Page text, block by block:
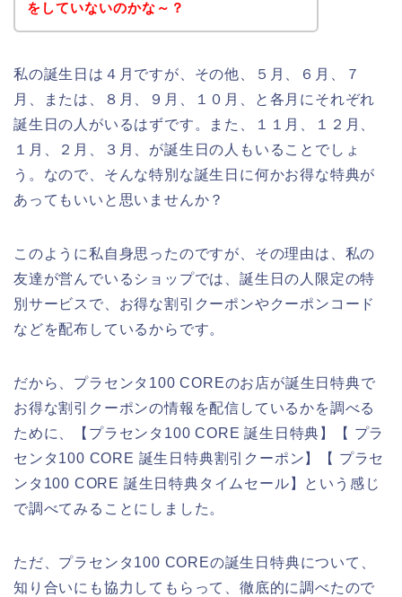
をしていないのかな～？
私の誕生日は４月ですが、その他、５月、６月、７
月、または、８月、９月、１０月、と各月にそれぞれ
誕生日の人がいるはずです。また、１１月、１２月、
１月、２月、３月、が誕生日の人もいることでしょ
う。なので、そんな特別な誕生日に何かお得な特典が
あってもいいと思いませんか？
このように私自身思ったのですが、その理由は、私の
友達が営んでいるショップでは、誕生日の人限定の特
別サービスで、お得な割引クーポンやクーポンコード
などを配布しているからです。
だから、プラセンタ100 COREのお店が誕生日特典で
お得な割引クーポンの情報を配信しているかを調べる
ために、【プラセンタ100 CORE 誕生日特典】【 プラ
センタ100 CORE 誕生日特典割引クーポン】【 プラセ
ンタ100 CORE 誕生日特典タイムセール】という感じ
で調べてみることにしました。
ただ、プラセンタ100 COREの誕生日特典について、
知り合いにも協力してもらって、徹底的に調べたので